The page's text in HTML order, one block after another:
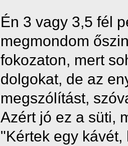
Én 3 vagy 3,5 fél
megmondom
fokozaton, mert
dolgokat, de az
megszólítást,
Azért jó ez a süti,
"Kértek egy